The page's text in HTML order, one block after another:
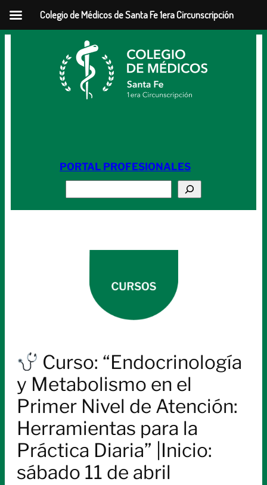
PORTAL PROFESIONALES
Curso: “Endocrinología
y Metabolismo en el
Primer Nivel de Atención:
Herramientas para la
Práctica Diaria” |Inicio:
sábado 11 de abril
Colegio de Médicos de Santa Fe 1era Circunscripción